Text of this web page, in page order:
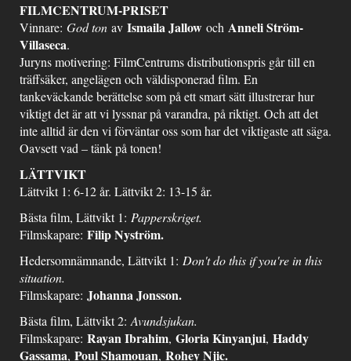
FILMCENTRUM-PRISET
Vinnare: God ton av Ismaila Jallow och Anneli Ström-
Villaseca.
Juryns motivering: FilmCentrums distributionspris går till en
träffsäker, angelägen och väldisponerad film. En
tankeväckande berättelse som på ett smart sätt illustrerar hur
viktigt det är att vi lyssnar på varandra, på riktigt. Och att det
inte alltid är den vi förväntar oss som har det viktigaste att säga.
Oavsett vad – tänk på tonen!
LÄTTVIKT
Lättvikt 1: 6-12 år. Lättvikt 2: 13-15 år.
Bästa film, Lättvikt 1: Papperskriget.
Filmskapare: Filip Nyström.
Hedersomnämnande, Lättvikt 1: Don't do this if you're in this
situation.
Filmskapare: Johanna Jonsson.
Bästa film, Lättvikt 2: Avundsjukan.
Filmskapare: Rayan Ibrahim, Gloria Kinyanjui, Haddy
Gassama, Poul Shamouan, Rohey Njic.